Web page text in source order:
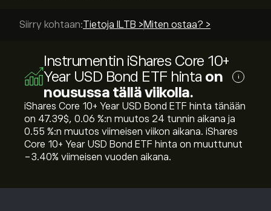
Siirry kohtaan:Tietoja ILTB > Miten ostaa? >
Instrumentin iShares Core 10+
Year USD Bond ETF hinta on
nousussa tällä viikolla.
i
iShares Core 10+ Year USD Bond ETF hinta tänään
on 47.39‎$‎, ‎0.06‎ %:n muutos 24 tunnin aikana ja
‎0.55‎ %:n muutos viimeisen viikon aikana. iShares
Core 10+ Year USD Bond ETF hinta on muuttunut
‎-3.40‎% viimeisen vuoden aikana.